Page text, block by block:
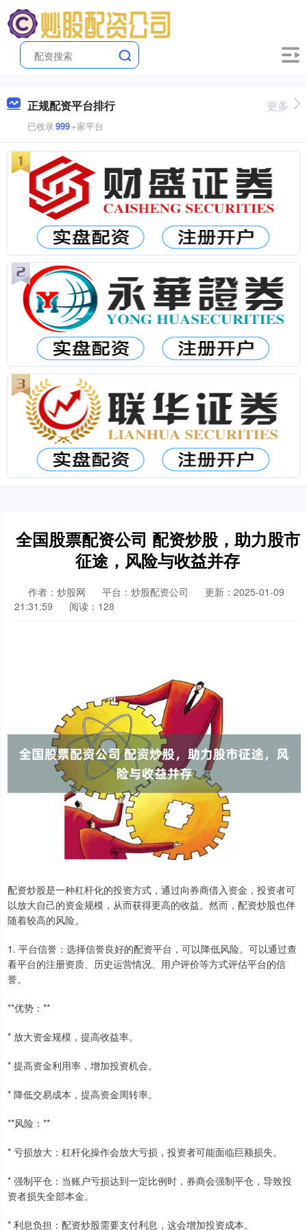
正规配资平台排行
已收录999+家平台
更多
全国股票配资公司 配资炒股，助力股市
征途，风险与收益并存
作者：炒股网 平台：炒股配资公司
更新：2025-01-09
21:31:59
阅读：128
配资炒股是一种杠杆化的投资方式，通过向券商借入资金，投资者可
以放大自己的资金规模，从而获得更高的收益。然而，配资炒股也伴
随着较高的风险。
1. 平台信誉：选择信誉良好的配资平台，可以降低风险。可以通过查
看平台的注册资质、历史运营情况、用户评价等方式评估平台的信
誉。
**优势：**
* 放大资金规模，提高收益率。
* 提高资金利用率，增加投资机会。
* 降低交易成本，提高资金周转率。
**风险：**
* 亏损放大：杠杆化操作会放大亏损，投资者可能面临巨额损失。
* 强制平仓：当账户亏损达到一定比例时，券商会强制平仓，导致投
资者损失全部本金。
* 利息负担：配资炒股需要支付利息，这会增加投资成本。